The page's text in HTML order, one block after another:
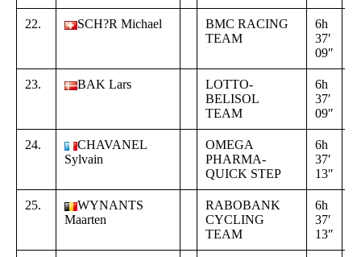
22. SCH?R Michael
BMC RACING
TEAM
6h
37′
09″
23. BAK Lars
LOTTO-
BELISOL
TEAM
6h
37′
09″
24.
CHAVANEL
Sylvain
OMEGA
PHARMA-
QUICK STEP
6h
37′
13″
25.
WYNANTS
Maarten
RABOBANK
CYCLING
TEAM
6h
37′
13″